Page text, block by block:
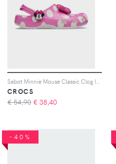
Sabot Minnie Mouse Classic Clog Infant
CROCS
€ 54,90 € 38,40
-40%